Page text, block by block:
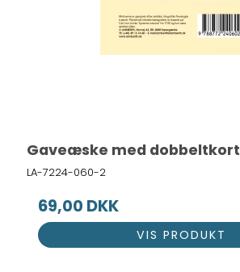
Gaveæske med dobbeltkort
LA-7224-060-2
69,00 DKK
VIS PRODUKT